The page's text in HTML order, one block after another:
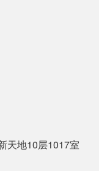
天地10层1017室